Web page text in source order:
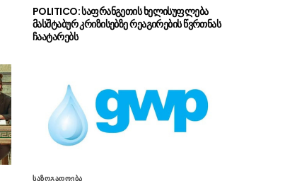
07.08 - 16:21SOCIS-ის კვლევის თანახმად
უკრაინელების 50.5% მიიჩნევს რომ ქვეყანაში
კორუფციის დონე ძალიან მაღალია, ხოლო
პრეზიდენტს აკისრებს
07.08 - 16:15 თურქეთმა საუდის არაბეთმა და
პაკისტანმა თავდაცვის შეთანხმებას მოაწერეს
ხელი
07.08 - 16:08 ისლანდიამ ბრიუსელს მოუწოდა,
არ ჩაერიოს ევროკავშირში გაწევრიანების
POLITICO: საფრანგეთის ხელისუფლება
მასშტაბურ კრიზისებზე რეაგირების წვრთნას
ჩაატარებს
საზოგადოება